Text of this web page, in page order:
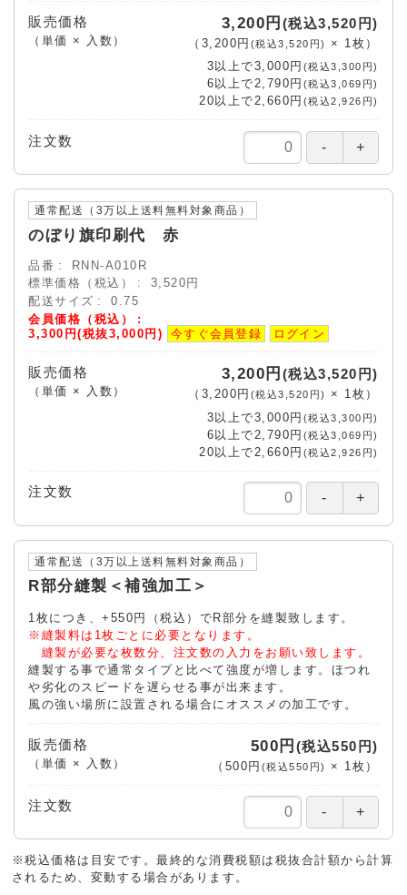
販売価格
（単価 × 入数）
3,200円(税込3,520円)
（ 3,200円 (税込3,520円) × 1 枚 ）
3以上で3,000円 (税込3,300円)
6以上で2,790円 (税込3,069円)
20以上で2,660円 (税込2,926円)
注文数
通常配送（3万以上送料無料対象商品）
のぼり旗印刷代 赤
品番
RNN-A010R
標準価格（税込）
3,520円
配送サイズ
0.75
会員価格（税込）
3,300円(税抜3,000円)
今すぐ会員登録 ログイン
販売価格
（単価 × 入数）
3,200円 (税込3,520円)
（ 3,200円 (税込3,520円) × 1枚 ）
3以上で3,000円 (税込3,300円)
6以上で 2,790円 (税込3,069円)
20以上で 2,660円 (税込2,926円)
注文数
通常配送（3万以上送料無料対象商品）
R部分縫製＜補強加工＞
1枚につき、+550円（税込）でR部分を縫製致します。
※縫製料は1枚ごとに必要となります。
縫製が必要な枚数分、注文数の入力をお願い致します。
縫製する事で通常タイプと比べて強度が増します。ほつれ
や劣化のスピードを遅らせる事が出来ます。
風の強い場所に設置される場合にオススメの加工です。
販売価格
（単価 × 入数）
500円(税込550円)
（ 500円 (税込550円) × 1 枚 ）
注文数
※税込価格は目安です。最終的な消費税額は税抜合計額から計算
されるため、変動する場合があります。